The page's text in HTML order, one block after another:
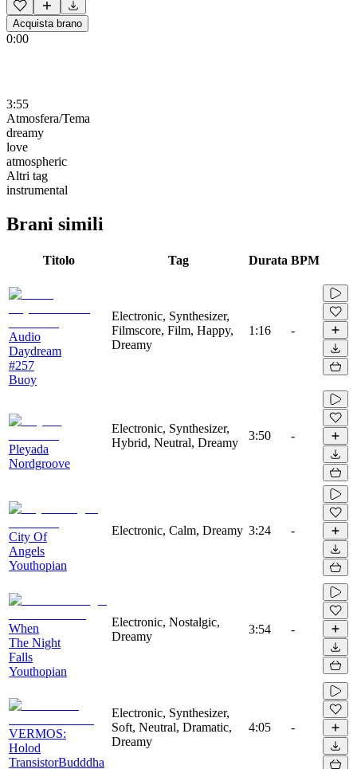
Acquista brano
0:00
3:55
Atmosfera/Tema
dreamy
love
atmospheric
Altri tag
instrumental
Brani simili
Titolo Tag Durata BPM
Audio
Daydream
#257
Buoy
Electronic, Synthesizer,
Filmscore, Film, Happy,
Dreamy
1:16 -
Pleyada
Nordgroove
Electronic, Synthesizer,
Hybrid, Neutral, Dreamy
3:50 -
City Of
Angels
Youthopian
Electronic, Calm, Dreamy 3:24 -
When
The Night
Falls
Youthopian
Electronic, Nostalgic,
Dreamy
3:54 -
VERMOS:
Holod
TransistorBudddha
Electronic, Synthesizer,
Soft, Neutral, Dramatic,
Dreamy
4:05 -